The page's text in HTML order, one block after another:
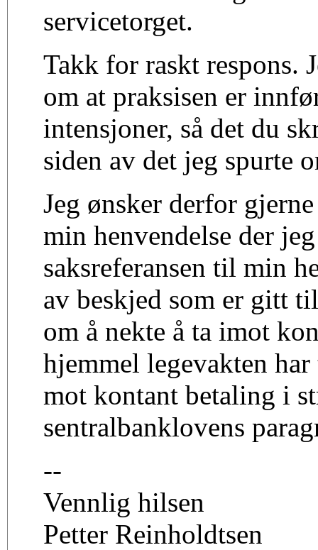
servicetorget.
Takk for raskt respons.
om at praksisen er
intensjoner, så det du
siden av det jeg spurte
Jeg ønsker derfor
min henvendelse der
saksreferansen til min
av beskjed som er gitt
om å nekte å ta imot
hjemmel legevakten
mot kontant betaling i
sentralbanklovens
--
Vennlig hilsen
Petter Reinholdtsen